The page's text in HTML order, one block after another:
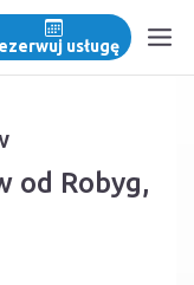
usługę
od Robyg,